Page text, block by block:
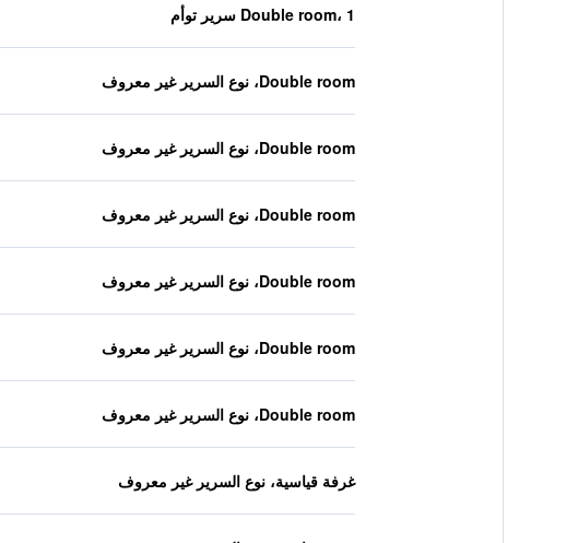
Double room، 1 سرير توأم
Double room، نوع السرير غير معروف
Double room، نوع السرير غير معروف
Double room، نوع السرير غير معروف
Double room، نوع السرير غير معروف
Double room، نوع السرير غير معروف
Double room، نوع السرير غير معروف
غرفة قياسية، نوع السرير غير معروف